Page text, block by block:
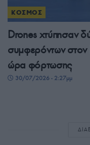
ΚΟΣΜΟΣ
Drones χτύπησαν
συμφερόντων
ώρα φόρτωσης
30/07/2026 - 2:27μμ